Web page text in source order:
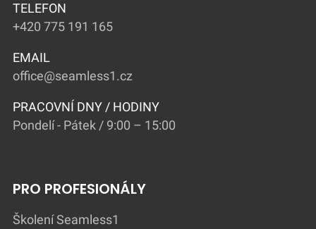
TELEFON
+420 775 191 165
EMAIL
office@seamless1.cz
PRACOVNÍ DNY / HODINY
Pondelí - Pátek / 9:00 – 15:00
PRO PROFESIONÁLY
Školení Seamless1